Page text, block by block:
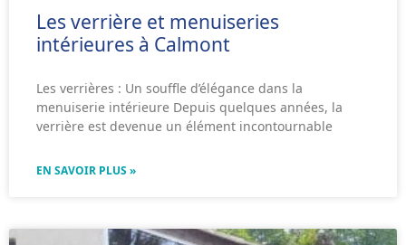
Les verrière et menuiseries
intérieures à Calmont
Les verrières : Un souffle d’élégance dans la
menuiserie intérieure Depuis quelques années, la
verrière est devenue un élément incontournable
EN SAVOIR PLUS »